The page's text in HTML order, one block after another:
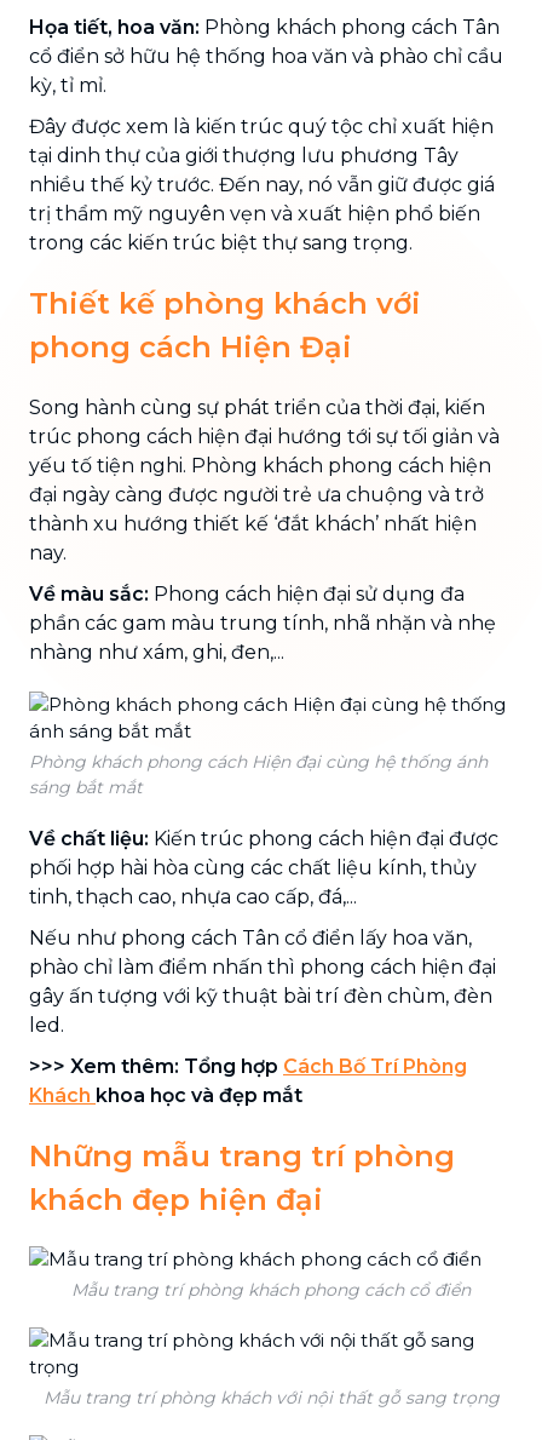
Họa tiết, hoa văn: Phòng khách phong cách Tân
cổ điển sở hữu hệ thống hoa văn và phào chỉ cầu
kỳ, tỉ mỉ.
Đây được xem là kiến trúc quý tộc chỉ xuất hiện
tại dinh thự của giới thượng lưu phương Tây
nhiều thế kỷ trước. Đến nay, nó vẫn giữ được giá
trị thẩm mỹ nguyên vẹn và xuất hiện phổ biến
trong các kiến trúc biệt thự sang trọng.
Thiết kế phòng khách với
phong cách Hiện Đại
Song hành cùng sự phát triển của thời đại, kiến
trúc phong cách hiện đại hướng tới sự tối giản và
yếu tố tiện nghi. Phòng khách phong cách hiện
đại ngày càng được người trẻ ưa chuộng và trở
thành xu hướng thiết kế ‘đắt khách’ nhất hiện
nay.
Về màu sắc: Phong cách hiện đại sử dụng đa
phần các gam màu trung tính, nhã nhặn và nhẹ
nhàng như xám, ghi, đen,...
Phòng khách phong cách Hiện đại cùng hệ thống ánh
sáng bắt mắt
Về chất liệu: Kiến trúc phong cách hiện đại được
phối hợp hài hòa cùng các chất liệu kính, thủy
tinh, thạch cao, nhựa cao cấp, đá,...
Nếu như phong cách Tân cổ điển lấy hoa văn,
phào chỉ làm điểm nhấn thì phong cách hiện đại
gây ấn tượng với kỹ thuật bài trí đèn chùm, đèn
led.
>>> Xem thêm: Tổng hợp Cách Bố Trí Phòng
Khách khoa học và đẹp mắt
Những mẫu trang trí phòng
khách đẹp hiện đại
Mẫu trang trí phòng khách phong cách cổ điển
Mẫu trang trí phòng khách với nội thất gỗ sang trọng